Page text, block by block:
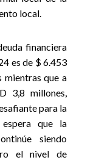
local.
financiera
es de $ 6.453
mientras que a
3,8 millones,
para la
que la
siendo
el nivel de